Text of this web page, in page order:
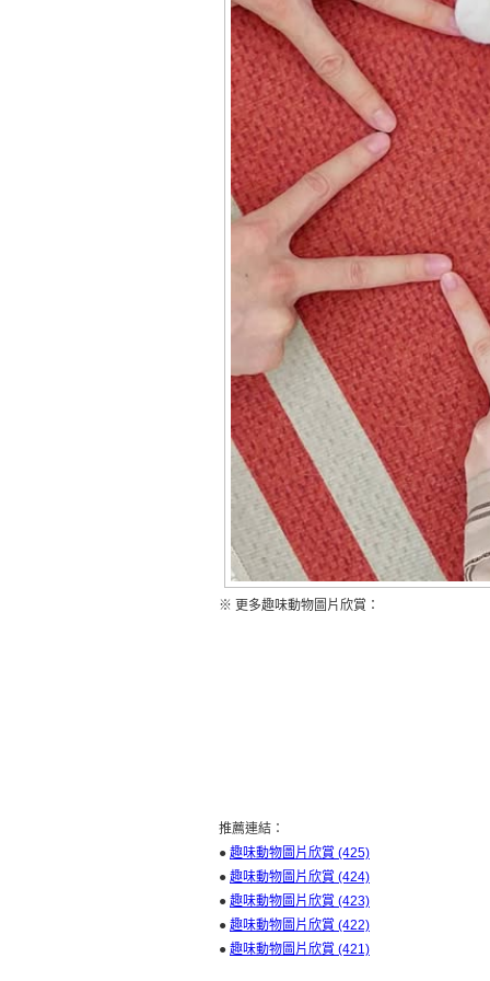
※ 更多趣味動物圖片欣賞：
推薦連結：
● 趣味動物圖片欣賞 (425)
● 趣味動物圖片欣賞 (424)
● 趣味動物圖片欣賞 (423)
● 趣味動物圖片欣賞 (422)
● 趣味動物圖片欣賞 (421)